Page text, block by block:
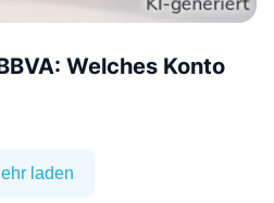
Welches Konto
laden